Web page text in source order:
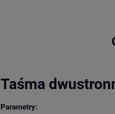
Taśma
Parametry: